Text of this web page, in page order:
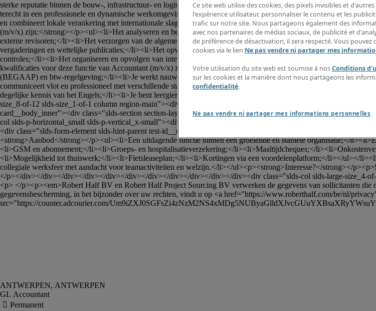
sterke reputatie binnen de bouw-, infrastructuur- en logistieke sector. Het betreft een familiebedrijf met een
terecht in een professionele en dynamische werkomgeving waar ambitieuze projecten worden gerealiseerd, met
en combineert lokale verankering met internationale slagkracht.</p><p>De functie is gevestigd in
(m/v/x) zijn:</strong></p><ul><li>Het analyseren en bespreken van financiële resultaten met operationeel
externe revisoren;</li><li>Het verzorgen van de algemene en analytische boekhouding voor één of meerdere
vergaderingen en wettelijke publicaties;</li><li>Het opvolgen en indienen van btw-aangiftes en fiscale
controles;</li><li>Het organiseren en opvolgen van interne financiële overlegmomenten;</li><li>Het verzekeren
kwalificaties voor deze functie van Accountant (m/v/x) zijn:</strong></p><ul><li>Je beschikt over een Bachelor
(BEGAAP) en btw-regelgeving;</li><li>Je werkt nauwkeurig en gestructureerd met oog voor detail;</li><li>Je bent
communiceert vlot en professioneel met verschillende stakeholders;</li><li>Je hebt een goede kennis van Excel en
degelijke kennis van het Engels;</li><li>Je bent leergierig en gemotiveerd om jezelf verder te ontwikkelen binnen
size_8-of-12 slds-size_1-of-1 column region-main"><div class="slds-tabs_card"><div class="slds-
card__body_inner"><div class="slds-section section-layout-container slds-is-open"><div id="field-section-content-
col slds-p-horizontal_small slds-p-vertical_x-small"><div class="slds-grid slds-size_1-of-1 label-inline form-
<div class="slds-form-element slds-hint-parent test-id__output-root slds-form-element_edit slds-form-
<strong>Aanbod</strong></p><ul><li>Een uitdagende functie binnen een groeiende en stabiele organisatie;</
<li>GSM en abonnement;</li><li>Groeps- en hospitalisatieverzekering;</li><li>Maaltijdcheques;</
<li>Mogelijkheid tot thuiswerk;</li><li>Fietsleaseplan;</li><li>Kortingen via een voordelenplatform;</li></ul></
collegiale werksfeer met aandacht voor teamactiviteiten en welzijn.</li></ul><p><strong>Interesse?</strong></
</p></div></div></div></div></div></div></div></div></div></div></div><div class="slds-col slds-large-size_4-
<p> </p><p><em>Robert Half BV en Robert Half Project Sourcing BV verwerken de gegevens van sollicitanten
gegevensbescherming, in het bijzonder over uw rechten, vindt u op <a href="https://www.roberthalf.com/be/nl/
src="https://counter.adcourier.com/
GL Accountant
Ce site web utilise des cookies, des pixels invisibles et
l'expérience utilisateur, personnaliser le contenu et les
trafic sur notre site. Nous partageons également des
avec nos partenaires de médias sociaux, de publicité et
de préférence de désactivation, il sera respecté. Vous
cookies via le lien Ne pas vendre ni partager mes
Votre utilisation du site web est soumise à nosConditions
sur les cookies et la manière dont nous partageons les
confidentialité.
Ne pas vendre ni partager mes informations personnelles